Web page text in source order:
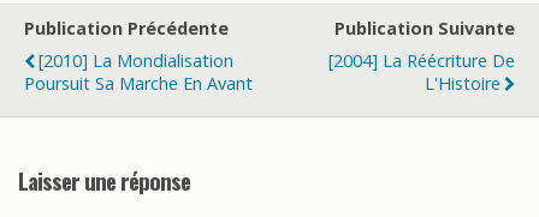
Publication Précédente
[2010] La Mondialisation
Poursuit Sa Marche En Avant
Publication Suivante
[2004] La Réécriture De
L'Histoire
Laisser une réponse